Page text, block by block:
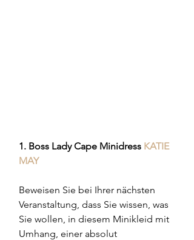
1. Boss Lady Cape Minidress KATIE
MAY
Beweisen Sie bei Ihrer nächsten
Veranstaltung, dass Sie wissen, was
Sie wollen, in diesem Minikleid mit
Umhang, einer absolut